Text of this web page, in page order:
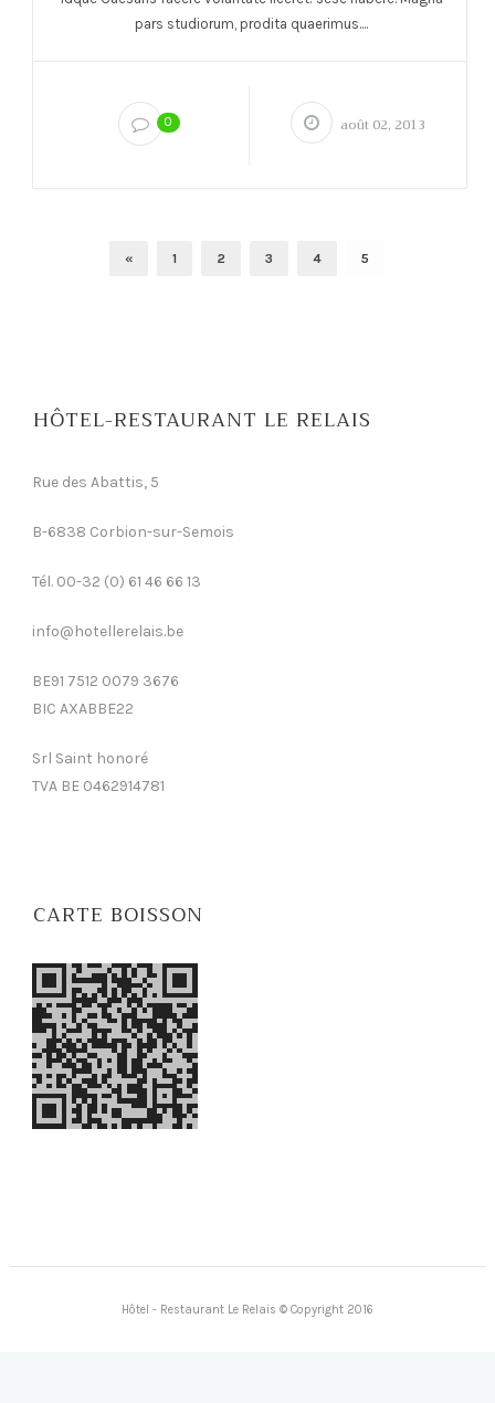
pars studiorum, prodita quaerimus....
0 août 02, 2013
« 1 2 3 4 5
HÔTEL-RESTAURANT LE RELAIS
Rue des Abattis, 5
B-6838 Corbion-sur-Semois
Tél. 00-32 (0) 61 46 66 13
info@hotellerelais.be
BE91 7512 0079 3676
BIC AXABBE22
Srl Saint honoré
TVA BE 0462914781
CARTE BOISSON
Hôtel - Restaurant Le Relais © Copyright 2016